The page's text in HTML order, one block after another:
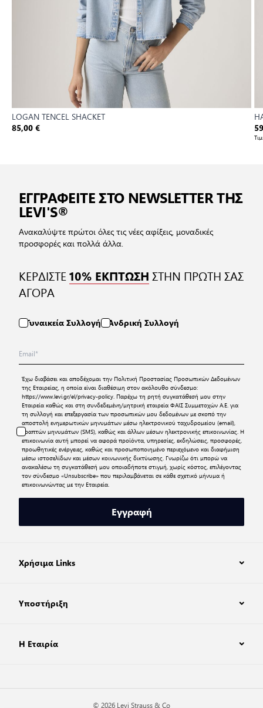
LOGAN TENCEL SHACKET
85,00 €
ΕΓΓΡΑΦΕΙΤΕ ΣΤΟ NEWSLETTER ΤΗΣ
LEVI'S®
Ανακαλύψτε πρώτοι όλες τις νέες αφίξεις, μοναδικές
προσφορές και πολλά άλλα.
ΚΕΡΔΙΣΤΕ10% ΕΚΠΤΩΣΗ ΣΤΗΝ ΠΡΩΤΗ ΣΑΣ
ΑΓΟΡΑ
Γυναικεία Συλλογή Ανδρική Συλλογή
Έχω διαβάσει και αποδέχομαι την Πολιτική Προστασίας Προσωπικών Δεδομένων
της Εταιρείας, η οποία είναι διαθέσιμη στον ακόλουθο σύνδεσμο:
https://www.levi.gr/el/privacy-policy. Παρέχω τη ρητή συγκατάθεσή μου στην
Εταιρεία καθώς και στη συνδεδεμένη/μητρική εταιρεία ΦΑΙΣ Συμμετοχών Α.Ε. για
τη συλλογή και επεξεργασία των προσωπικών μου δεδομένων με σκοπό την
αποστολή ενημερωτικών μηνυμάτων μέσω ηλεκτρονικού ταχυδρομείου (email),
γραπτών μηνυμάτων (SMS), καθώς και άλλων μέσων ηλεκτρονικής επικοινωνίας. Η
επικοινωνία αυτή μπορεί να αφορά προϊόντα, υπηρεσίες, εκδηλώσεις, προσφορές,
προωθητικές ενέργειες, καθώς και προσωποποιημένο περιεχόμενο και διαφήμιση
μέσω ιστοσελίδων και μέσων κοινωνικής δικτύωσης. Γνωρίζω ότι μπορώ να
ανακαλέσω τη συγκατάθεσή μου οποιαδήποτε στιγμή, χωρίς κόστος, επιλέγοντας
τον σύνδεσμο «Unsubscribe» που περιλαμβάνεται σε κάθε σχετικό μήνυμα ή
επικοινωνώντας με την Εταιρεία.
Εγγραφή
Χρήσιμα Links
Υποστήριξη
Η Εταιρία
© 2026 Levi Strauss & Co